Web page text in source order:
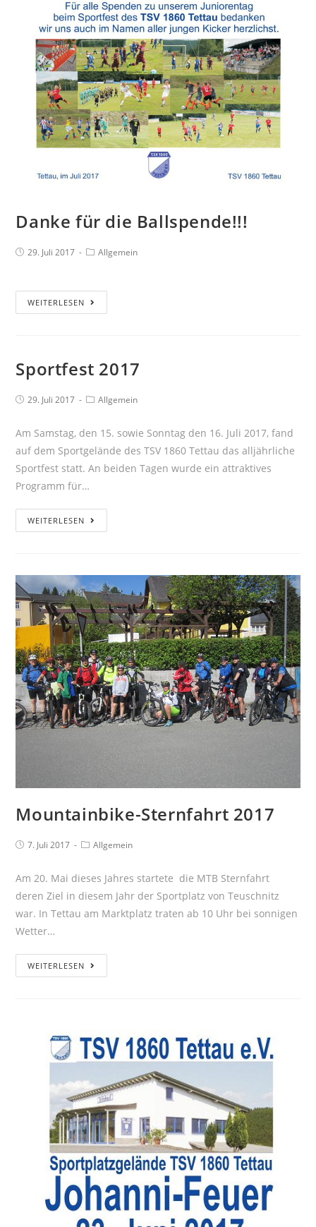
Danke für die Ballspende!!!
29. Juli 2017 Allgemein
WEITERLESEN
Sportfest 2017
29. Juli 2017 Allgemein
Am Samstag, den 15. sowie Sonntag den 16. Juli 2017, fand
auf dem Sportgelände des TSV 1860 Tettau das alljährliche
Sportfest statt. An beiden Tagen wurde ein attraktives
Programm für…
WEITERLESEN
Mountainbike-Sternfahrt 2017
7. Juli 2017 Allgemein
Am 20. Mai dieses Jahres startete die MTB Sternfahrt
deren Ziel in diesem Jahr der Sportplatz von Teuschnitz
war. In Tettau am Marktplatz traten ab 10 Uhr bei sonnigen
Wetter…
WEITERLESEN